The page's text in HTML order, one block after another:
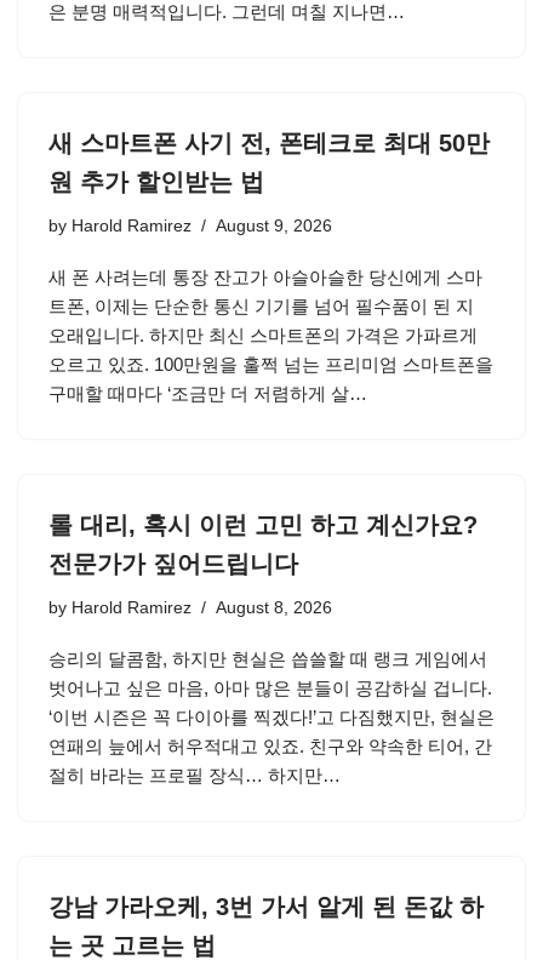
은 분명 매력적입니다. 그런데 며칠 지나면…
새 스마트폰 사기 전, 폰테크로 최대 50만
원 추가 할인받는 법
by Harold Ramirez August 9, 2026
새 폰 사려는데 통장 잔고가 아슬아슬한 당신에게 스마
트폰, 이제는 단순한 통신 기기를 넘어 필수품이 된 지
오래입니다. 하지만 최신 스마트폰의 가격은 가파르게
오르고 있죠. 100만원을 훌쩍 넘는 프리미엄 스마트폰을
구매할 때마다 ‘조금만 더 저렴하게 살…
롤 대리, 혹시 이런 고민 하고 계신가요?
전문가가 짚어드립니다
by Harold Ramirez August 8, 2026
승리의 달콤함, 하지만 현실은 씁쓸할 때 랭크 게임에서
벗어나고 싶은 마음, 아마 많은 분들이 공감하실 겁니다.
‘이번 시즌은 꼭 다이아를 찍겠다!’고 다짐했지만, 현실은
연패의 늪에서 허우적대고 있죠. 친구와 약속한 티어, 간
절히 바라는 프로필 장식… 하지만…
강남 가라오케, 3번 가서 알게 된 돈값 하
는 곳 고르는 법